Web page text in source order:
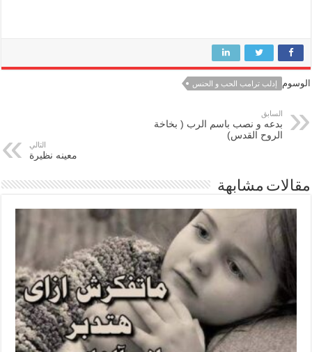
الوسوم إدلب ترامب الحب و الحنس
السابق
بدعه و نصب باسم الرب ( بخاخة
الروح القدس)
التالي
معينه نظيرة
مقالات مشابهة